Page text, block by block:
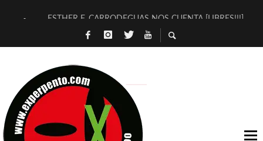
ESTHER F. CARRODEGUAS NOS CUENTA [LIBRES!!!]
[TERRA DE GUAPES] DE SANDRA MONFORT
TIMBRE 4, LA ESCUELA DEL DIRECTOR TEATRAL CLAUDIO
30 AÑOS (NO ES NADA) DE LA KATARSIS DEL TOMATAZO
MILITARES JUDÍAS EN #EXVITA